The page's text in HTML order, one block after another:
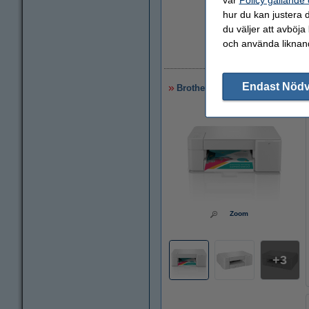
Brother DCP-J1200WE Allt-i-
Zoom
3
hur du kan justera
du väljer att avböja
och använda
Endast